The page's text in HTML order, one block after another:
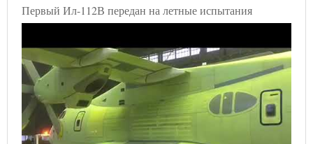
Первый Ил-112В передан на летные испытания